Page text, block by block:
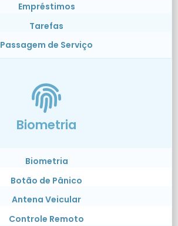
Empréstimos
Tarefas
Passagem de Serviço
Biometria
Biometria
Botão de Pânico
Antena Veicular
Controle Remoto